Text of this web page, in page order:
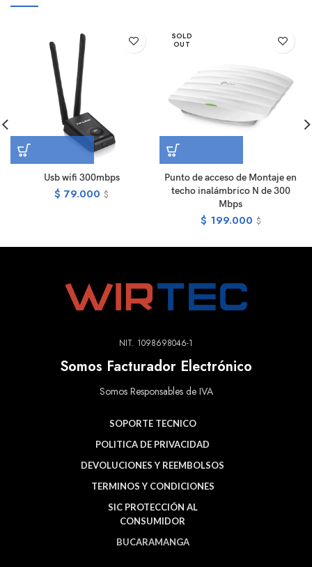
Usb wifi 300mbps
$ 79.000 $
SOLD
OUT
Punto de acceso de Montaje en
techo inalámbrico N de 300
Mbps
$ 199.000 $
NIT. 1098698046-1
Somos Facturador Electrónico
Somos Responsables de IVA
SOPORTE TECNICO
POLITICA DE PRIVACIDAD
DEVOLUCIONES Y REEMBOLSOS
TERMINOS Y CONDICIONES
SIC PROTECCIÓN AL
CONSUMIDOR
BUCARAMANGA